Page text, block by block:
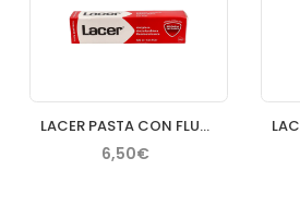
LACER PASTA CON FLUOR 125 ML
6,50€